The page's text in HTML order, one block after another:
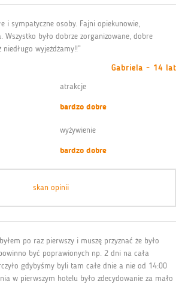
i sympatyczne osoby. Fajni opiekunowie,
Wszystko było dobrze zorganizowane, dobre
niedługo wyjeżdżamy!!”
Gabriela - 14 lat
atrakcje
bardzo dobre
wyżywienie
bardzo dobre
skan opinii
po raz pierwszy i muszę przyznać że było
być poprawionych np. 2 dni na cała
gdybyśmy byli tam całe dnie a nie od 14:00
w pierwszym hotelu było zdecydowanie za mało